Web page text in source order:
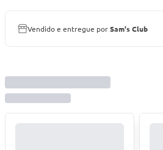
Vendido e entregue porSam's Club